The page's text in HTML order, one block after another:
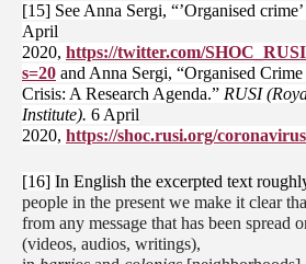
[15] See Anna Sergi, “’Organised
April
2020, https://twitter.com/
s=20 and Anna Sergi, “Organised
Crisis: A Research Agenda.” RUSI
Institute). 6 April
2020, https://shoc.rusi.org/
[16] In English the excerpted text
people in the present we make it clear
from any message that has been spread
(videos, audios, writings),